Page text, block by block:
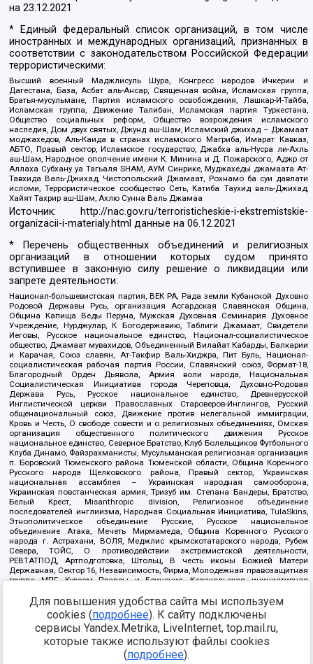
на23.12.2021
* Единый федеральный список организаций, в том числе
иностранных и международных организаций, признанных в
соответствии с законодательством Российской Федерации
террористическими:
Высший военный Маджлисуль Шура, Конгресс народов Ичкерии и
Дагестана, База, Асбат аль-Ансар, Священная война, Исламская группа,
Братья-мусульмане, Партия исламского освобождения, Лашкар-И-Тайба,
Исламская группа, Движение Талибан, Исламская партия Туркестана,
Общество социальных реформ, Общество возрождения исламского
наследия, Дом двух святых, Джунд аш-Шам, Исламский джихад – Джамаат
моджахедов, Аль-Каида в странах исламского Магриба, Имарат Кавказ,
АБТО, Правый сектор, Исламское государство, Джабха аль-Нусра ли-Ахль
аш-Шам, Народное ополчение имени К. Минина и Д. Пожарского, Аджр от
Аллаха Субхану уа Тагьаля SHAM, АУМ Синрике, Муджахеды джамаата Ат-
Тавхида Валь-Джихад, Чистопольский Джамаат, Рохнамо ба суи давлати
исломи, Террористическое сообщество Сеть, Катиба Таухид валь-Джихад,
Хайят Тахрир аш-Шам, Ахлю Сунна Валь Джамаа
Источник:
http://nac.gov.ru/terroristicheskie-i-ekstremistskie-
organizacii-i-materialy.html данные на06.12.2021
* Перечень общественных объединений и религиозных
организаций в отношении которых судом принято
вступившее в законную силу решение о ликвидации или
запрете деятельности:
Национал-большевистская партия, ВЕК РА, Рада земли Кубанской Духовно
Родовой Державы Русь, организация Асгардская Славянская Община,
Община Капища Веды Перуна, Мужская Духовная Семинария Духовное
Учреждение, Нурджулар, К Богодержавию, Таблиги Джамаат, Свидетели
Иеговы, Русское национальное единство, Национал-социалистическое
общество, Джамаат мувахидов, Объединенный Вилайат Кабарды, Балкарии
и Карачая, Союз славян, Ат-Такфир Валь-Хиджра, Пит Буль, Национал-
социалистическая рабочая партия России, Славянский союз, Формат-18,
Благородный Орден Дьявола, Армия воли народа, Национальная
Социалистическая Инициатива города Череповца, Духовно-Родовая
Держава Русь, Русское национальное единство, Древнерусской
Инглистической церкви Православных Староверов-Инглингов, Русский
общенациональный союз, Движение против нелегальной иммиграции,
Кровь и Честь, О свободе совести и о религиозных объединениях, Омская
организация общественного политического движения Русское
национальное единство, Северное Братство, Клуб Болельщиков Футбольного
Клуба Динамо, Файзрахманисты, Мусульманская религиозная организация
п. Боровский Тюменского района Тюменской области, Община Коренного
Русского народа Щелковского района, Правый сектор, Украинская
национальная ассамблея – Украинская народная самооборона,
Украинская повстанческая армия, Тризуб им. Степана Бандеры, Братство,
Белый Крест, Misanthropic division, Религиозное объединение
последователей инглиизма, Народная Социальная Инициатива, TulaSkins,
Этнополитическое объединение Русские, Русское национальное
объединение Атака, Мечеть Мирмамеда, Община Коренного Русского
народа г. Астрахани, ВОЛЯ, Меджлис крымскотатарского народа, Рубеж
Севера, ТОЙС, О противодействии экстремистской деятельности,
РЕВТАТПОД, Артподготовка, Штольц, В честь иконы Божией Матери
Державная, Сектор 16, Независимость, Фирма, Молодежная правозащитная
группа МПГ, Курсом Правды и Единения, Каракольская инициативная
Благотворительный пансионат Ак Умут, Русская республика Русь,
Арестантское уголовное единство, Башкорт, Нация и свобода, W.H.С., Фалунь
Дафа, Иртыш Ultras, Русский Патриотический клуб-Новокузнецк/РПК,
Сибирский державный союз, Фонд борьбы с коррупцией, Фонд защиты прав
граждан, Штабы Навального, Совет граждан СССР Прикубанского округа г.
Для повышения удобства сайта мы используем
cookies (подробнее). К сайту подключены
сервисы Yandex.Metrika, LiveInternet, top.mail.ru,
которые также используют файлы cookies
(подробнее).